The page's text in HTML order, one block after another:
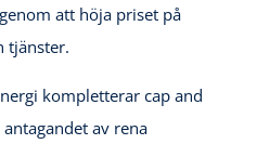
att höja priset på
tjänster.
kompletterar cap and
av rena